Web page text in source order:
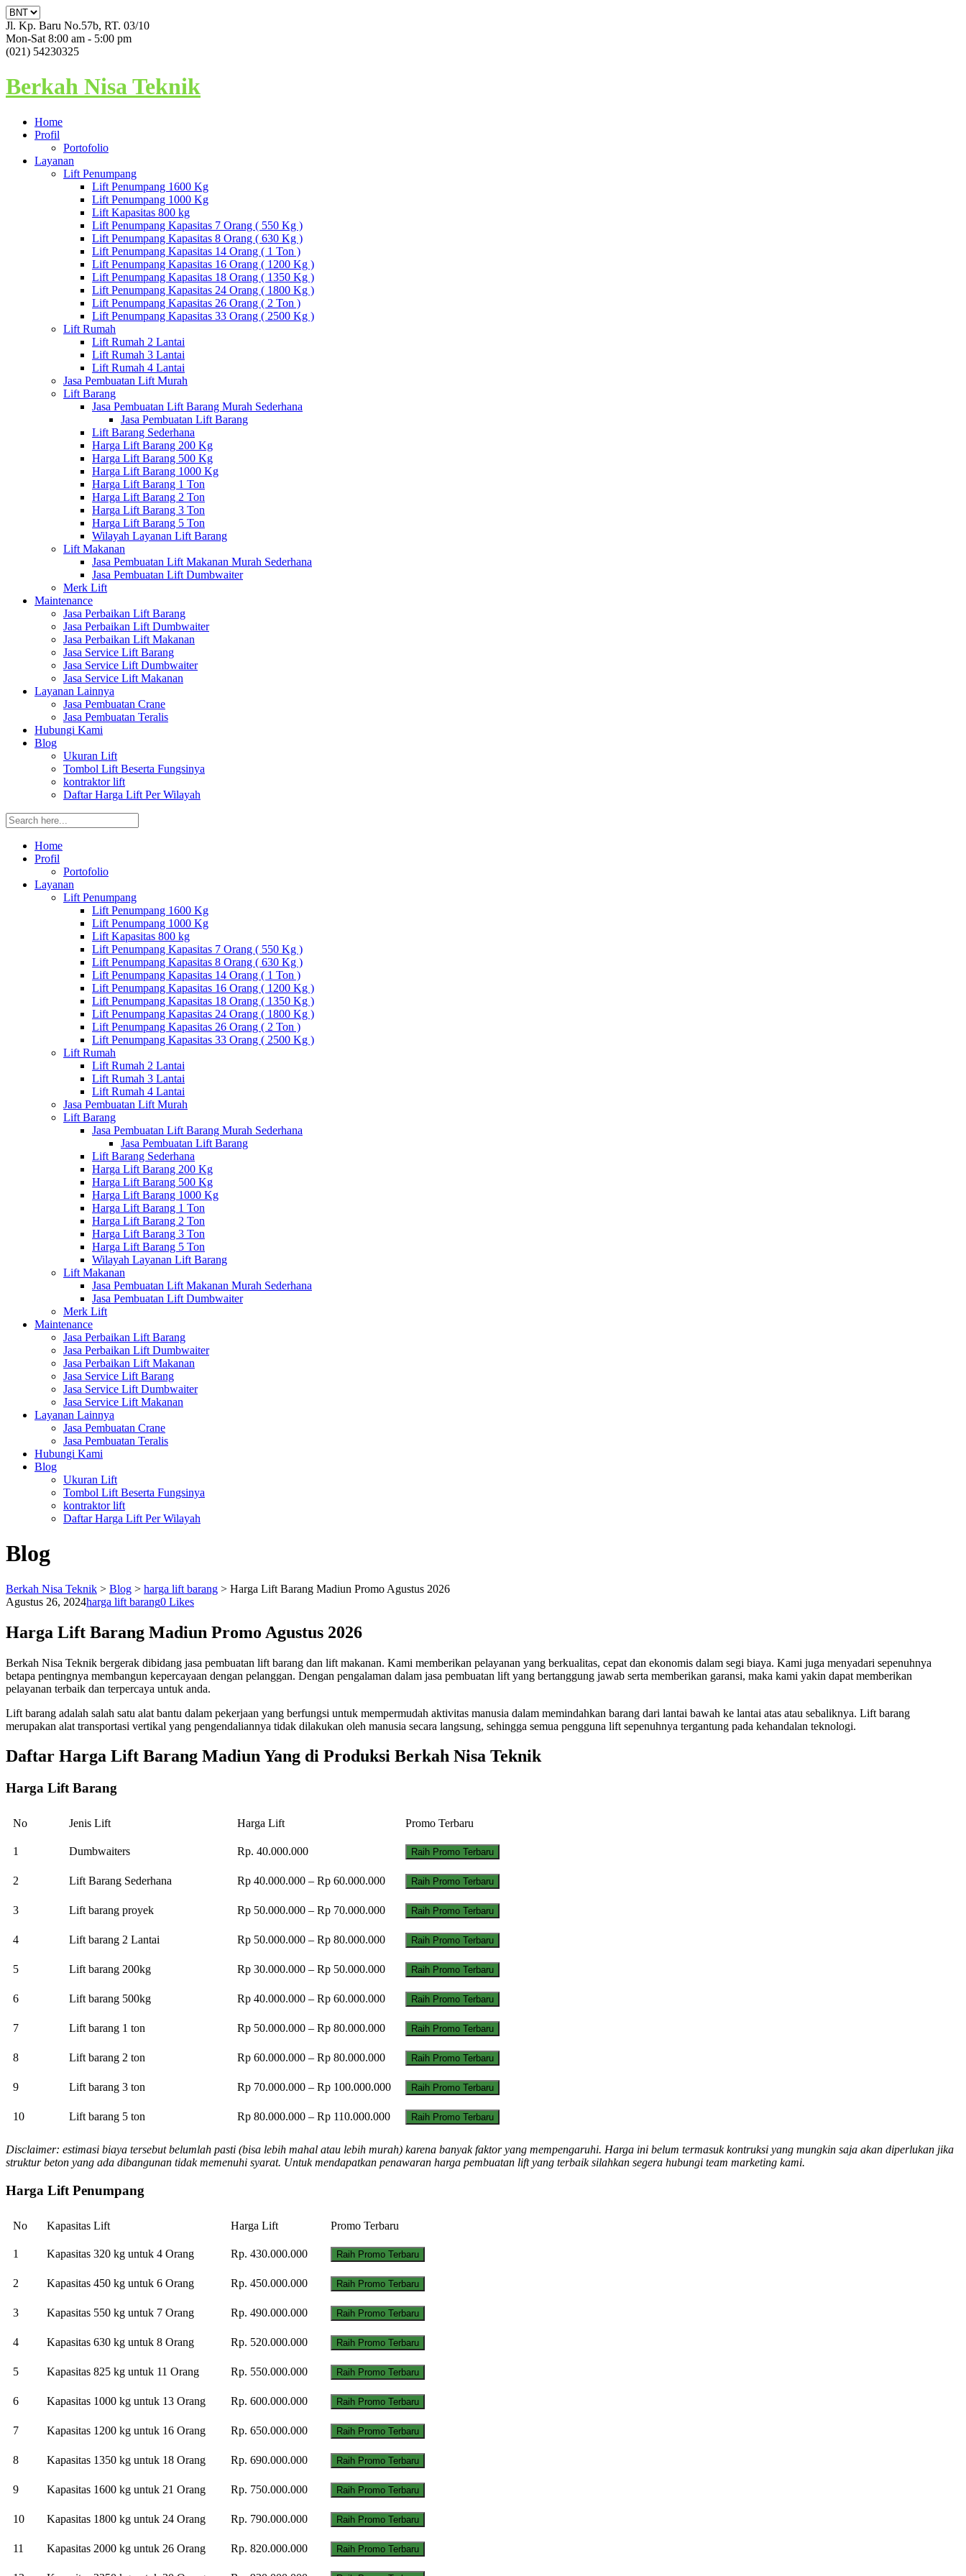
Jl. Kp. Baru No.57b, RT. 03/10
Mon-Sat 8:00 am - 5:00 pm
(021) 54230325
Berkah Nisa Teknik
Home
Profil
Portofolio
Layanan
Lift Penumpang
Lift Penumpang 1600 Kg
Lift Penumpang 1000 Kg
Lift Kapasitas 800 kg
Lift Penumpang Kapasitas 7 Orang ( 550 Kg )
Lift Penumpang Kapasitas 8 Orang ( 630 Kg )
Lift Penumpang Kapasitas 14 Orang ( 1 Ton )
Lift Penumpang Kapasitas 16 Orang ( 1200 Kg )
Lift Penumpang Kapasitas 18 Orang ( 1350 Kg )
Lift Penumpang Kapasitas 24 Orang ( 1800 Kg )
Lift Penumpang Kapasitas 26 Orang ( 2 Ton )
Lift Penumpang Kapasitas 33 Orang ( 2500 Kg )
Lift Rumah
Lift Rumah 2 Lantai
Lift Rumah 3 Lantai
Lift Rumah 4 Lantai
Jasa Pembuatan Lift Murah
Lift Barang
Jasa Pembuatan Lift Barang Murah Sederhana
Jasa Pembuatan Lift Barang
Lift Barang Sederhana
Harga Lift Barang 200 Kg
Harga Lift Barang 500 Kg
Harga Lift Barang 1000 Kg
Harga Lift Barang 1 Ton
Harga Lift Barang 2 Ton
Harga Lift Barang 3 Ton
Harga Lift Barang 5 Ton
Wilayah Layanan Lift Barang
Lift Makanan
Jasa Pembuatan Lift Makanan Murah Sederhana
Jasa Pembuatan Lift Dumbwaiter
Merk Lift
Maintenance
Jasa Perbaikan Lift Barang
Jasa Perbaikan Lift Dumbwaiter
Jasa Perbaikan Lift Makanan
Jasa Service Lift Barang
Jasa Service Lift Dumbwaiter
Jasa Service Lift Makanan
Layanan Lainnya
Jasa Pembuatan Crane
Jasa Pembuatan Teralis
Hubungi Kami
Blog
Ukuran Lift
Tombol Lift Beserta Fungsinya
kontraktor lift
Daftar Harga Lift Per Wilayah
Home
Profil
Portofolio
Layanan
Lift Penumpang
Lift Penumpang 1600 Kg
Lift Penumpang 1000 Kg
Lift Kapasitas 800 kg
Lift Penumpang Kapasitas 7 Orang ( 550 Kg )
Lift Penumpang Kapasitas 8 Orang ( 630 Kg )
Lift Penumpang Kapasitas 14 Orang ( 1 Ton )
Lift Penumpang Kapasitas 16 Orang ( 1200 Kg )
Lift Penumpang Kapasitas 18 Orang ( 1350 Kg )
Lift Penumpang Kapasitas 24 Orang ( 1800 Kg )
Lift Penumpang Kapasitas 26 Orang ( 2 Ton )
Lift Penumpang Kapasitas 33 Orang ( 2500 Kg )
Lift Rumah
Lift Rumah 2 Lantai
Lift Rumah 3 Lantai
Lift Rumah 4 Lantai
Jasa Pembuatan Lift Murah
Lift Barang
Jasa Pembuatan Lift Barang Murah Sederhana
Jasa Pembuatan Lift Barang
Lift Barang Sederhana
Harga Lift Barang 200 Kg
Harga Lift Barang 500 Kg
Harga Lift Barang 1000 Kg
Harga Lift Barang 1 Ton
Harga Lift Barang 2 Ton
Harga Lift Barang 3 Ton
Harga Lift Barang 5 Ton
Wilayah Layanan Lift Barang
Lift Makanan
Jasa Pembuatan Lift Makanan Murah Sederhana
Jasa Pembuatan Lift Dumbwaiter
Merk Lift
Maintenance
Jasa Perbaikan Lift Barang
Jasa Perbaikan Lift Dumbwaiter
Jasa Perbaikan Lift Makanan
Jasa Service Lift Barang
Jasa Service Lift Dumbwaiter
Jasa Service Lift Makanan
Layanan Lainnya
Jasa Pembuatan Crane
Jasa Pembuatan Teralis
Hubungi Kami
Blog
Ukuran Lift
Tombol Lift Beserta Fungsinya
kontraktor lift
Daftar Harga Lift Per Wilayah
Blog
Berkah Nisa Teknik > Blog > harga lift barang > Harga Lift Barang Madiun Promo Agustus 2026
Agustus 26, 2024harga lift barang0 Likes
Harga Lift Barang Madiun Promo Agustus 2026
Berkah Nisa Teknik bergerak dibidang jasa pembuatan lift barang dan lift makanan. Kami memberikan pelayanan yang berkualitas, cepat dan ekonomis dalam segi biaya. Kami juga menyadari sepenuhnya
betapa pentingnya membangun kepercayaan dengan pelanggan. Dengan pengalaman dalam jasa pembuatan lift yang bertanggung jawab serta memberikan garansi, maka kami yakin dapat memberikan
pelayanan terbaik dan terpercaya untuk anda.
Lift barang adalah salah satu alat bantu dalam pekerjaan yang berfungsi untuk mempermudah aktivitas manusia dalam memindahkan barang dari lantai bawah ke lantai atas atau sebaliknya. Lift barang
merupakan alat transportasi vertikal yang pengendaliannya tidak dilakukan oleh manusia secara langsung, sehingga semua pengguna lift sepenuhnya tergantung pada kehandalan teknologi.
Daftar Harga Lift Barang Madiun Yang di Produksi Berkah Nisa Teknik
Harga Lift Barang
No Jenis Lift Harga Lift Promo Terbaru
1 Dumbwaiters Rp. 40.000.000 Raih Promo Terbaru
2 Lift Barang Sederhana Rp 40.000.000 – Rp 60.000.000 Raih Promo Terbaru
3 Lift barang proyek Rp 50.000.000 – Rp 70.000.000 Raih Promo Terbaru
4 Lift barang 2 Lantai Rp 50.000.000 – Rp 80.000.000 Raih Promo Terbaru
5 Lift barang 200kg Rp 30.000.000 – Rp 50.000.000 Raih Promo Terbaru
6 Lift barang 500kg Rp 40.000.000 – Rp 60.000.000 Raih Promo Terbaru
7 Lift barang 1 ton Rp 50.000.000 – Rp 80.000.000 Raih Promo Terbaru
8 Lift barang 2 ton Rp 60.000.000 – Rp 80.000.000 Raih Promo Terbaru
9 Lift barang 3 ton Rp 70.000.000 – Rp 100.000.000 Raih Promo Terbaru
10 Lift barang 5 ton Rp 80.000.000 – Rp 110.000.000 Raih Promo Terbaru
Disclaimer: estimasi biaya tersebut belumlah pasti (bisa lebih mahal atau lebih murah) karena banyak faktor yang mempengaruhi. Harga ini belum termasuk kontruksi yang mungkin saja akan diperlukan jika
struktur beton yang ada dibangunan tidak memenuhi syarat. Untuk mendapatkan penawaran harga pembuatan lift yang terbaik silahkan segera hubungi team marketing kami.
Harga Lift Penumpang
No Kapasitas Lift Harga Lift Promo Terbaru
1 Kapasitas 320 kg untuk 4 Orang Rp. 430.000.000 Raih Promo Terbaru
2 Kapasitas 450 kg untuk 6 Orang Rp. 450.000.000 Raih Promo Terbaru
3 Kapasitas 550 kg untuk 7 Orang Rp. 490.000.000 Raih Promo Terbaru
4 Kapasitas 630 kg untuk 8 Orang Rp. 520.000.000 Raih Promo Terbaru
5 Kapasitas 825 kg untuk 11 Orang Rp. 550.000.000 Raih Promo Terbaru
6 Kapasitas 1000 kg untuk 13 Orang Rp. 600.000.000 Raih Promo Terbaru
7 Kapasitas 1200 kg untuk 16 Orang Rp. 650.000.000 Raih Promo Terbaru
8 Kapasitas 1350 kg untuk 18 Orang Rp. 690.000.000 Raih Promo Terbaru
9 Kapasitas 1600 kg untuk 21 Orang Rp. 750.000.000 Raih Promo Terbaru
10 Kapasitas 1800 kg untuk 24 Orang Rp. 790.000.000 Raih Promo Terbaru
11 Kapasitas 2000 kg untuk 26 Orang Rp. 820.000.000 Raih Promo Terbaru